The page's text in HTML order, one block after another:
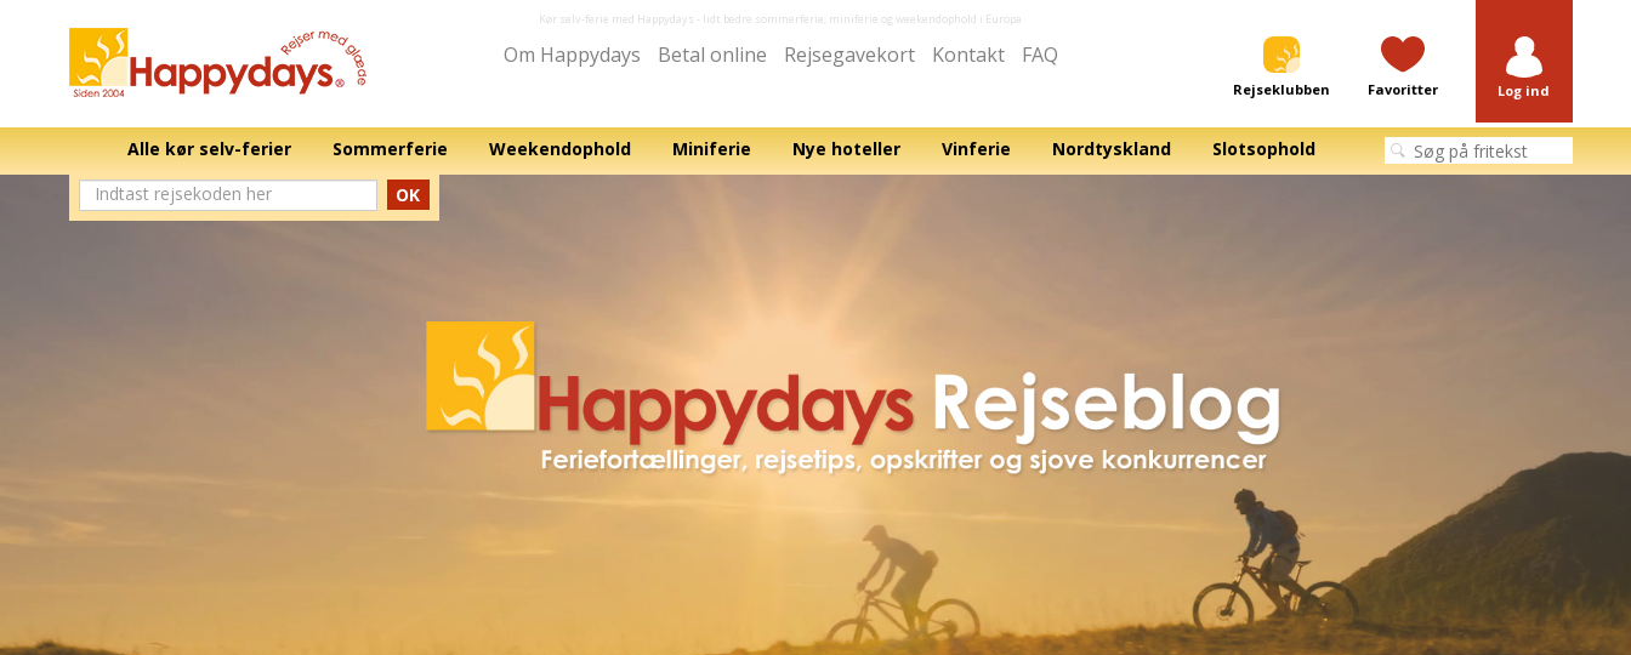
Kør selv-ferie med Happydays - lidt bedre sommerferie, miniferie og weekendophold i Europa
Om Happydays Betal online Rejsegavekort Kontakt FAQ
Rejseklubben Favoritter Log ind
Alle kør selv-ferier Sommerferie Weekendophold Miniferie Nye hoteller Vinferie Nordtyskland
Slotsophold
OK